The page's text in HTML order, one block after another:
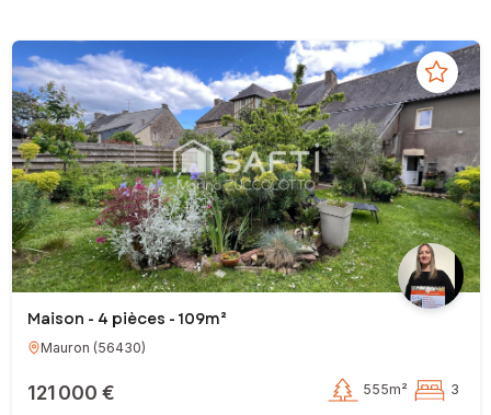
Maison - 4 pièces - 109m²
Mauron (56430)
121 000 € 555m² 3